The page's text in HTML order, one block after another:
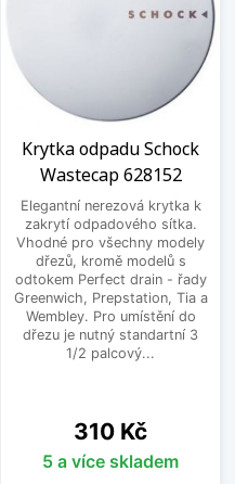
Krytka odpadu Schock
Wastecap 628152
Elegantní nerezová krytka k
zakrytí odpadového sítka.
Vhodné pro všechny modely
dřezů, kromě modelů s
odtokem Perfect drain - řady
Greenwich, Prepstation, Tia a
Wembley. Pro umístění do
dřezu je nutný standartní 3
1/2 palcový...
Cena
310 Kč
5 a více skladem